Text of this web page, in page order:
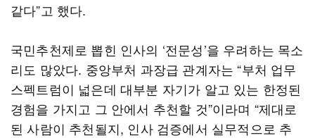
같다”고 했다.
국민추천제로 뽑힌 인사의 ‘전문성’을 우려하는 목소
리도 많았다. 중앙부처 과장급 관계자는 “부처 업무
스펙트럼이 넓은데 대부분 자기가 알고 있는 한정된
경험을 가지고 그 안에서 추천할 것”이라며 “제대로
된 사람이 추천될지, 인사 검증에서 실무적으로 추